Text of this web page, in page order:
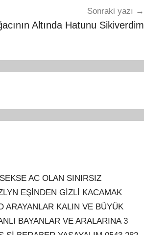
Sonraki yazı
Altında Hatunu Sikiverdim
AC OLAN SINIRSIZ
EŞİNDEN GİZLİ KACAMAK
ARAYANLAR KALIN VE BÜYÜK
BAYANLAR VE ARALARINA 3